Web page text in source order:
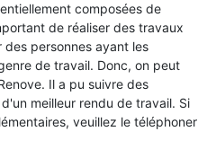
composées de
de réaliser des travaux
personnes ayant les
de travail. Donc, on peut
Il a pu suivre des
meilleur rendu de travail. Si
veuillez le téléphoner